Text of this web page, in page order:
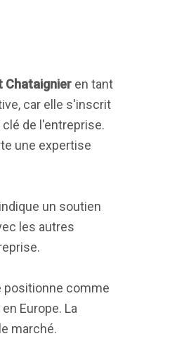
Chataignier en tant
car elle s'inscrit
clé de l'entreprise.
une expertise
un soutien
les autres
positionne comme
Europe. La
marché.